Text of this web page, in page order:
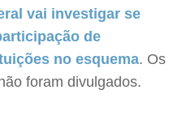
vai investigar se
de
no esquema. Os
foram divulgados.